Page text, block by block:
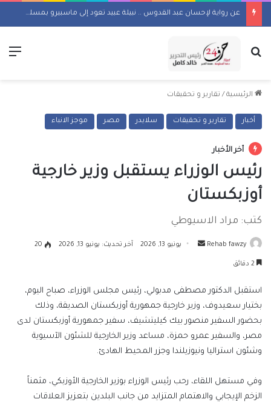
عن رواية لإحسان عبد القدوس .. نبيلة عبيد تعود إلى ماسبيرو بمسلسل إذاعي
بحث عن
الرئيسية / تقارير و تحقيقات
أخبار تقارير و تحقيقات سلايدر مصر موجز الانباء
أخر الأخبار
رئيس الوزراء يستقبل وزير خارجية
أوزبكستان
كتب: مراد الاسيوطي
Rehab fawzy
أرسل يونيو 13, 2026 آخر تحديث: يونيو 13, 2026 20
استقبل الدكتور مصطفى مدبولي، رئيس مجلس الوزراء، صباح اليوم،
بختيار سعيدوف، وزير خارجية جمهورية أوزبكستان الصديقة، وذلك
بحضور السفير منصور بيك كيليتشيف، سفير جمهورية أوزبكستان لدى
مصر، والسفير عمرو حمزة، مساعد وزير الخارجية للشئون الآسيوية
وشئون استراليا ونيوزيلندا وجزر المحيط الهادئ.
وفي مستهل اللقاء، رحب رئيس الوزراء بوزير الخارجية الأوزبكي، مثمناً
الزخم الإيجابي والاهتمام المتزايد من جانب البلدين بتعزيز العلاقات